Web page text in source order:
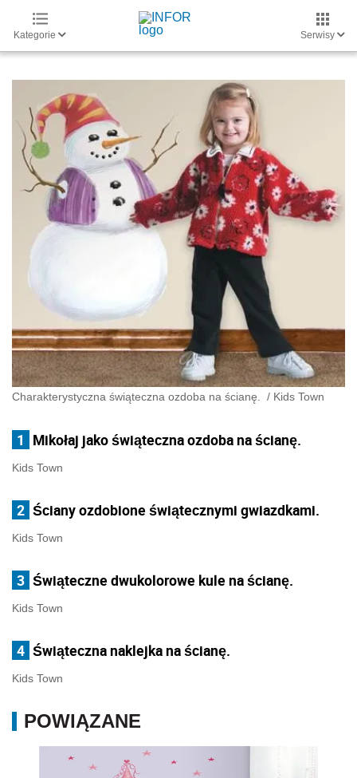
Kategorie Serwisy
Charakterystyczna świąteczna ozdoba na ścianę. / Kids Town
1 Mikołaj jako świąteczna ozdoba na ścianę.
Kids Town
2 Ściany ozdobione świątecznymi gwiazdkami.
Kids Town
3 Świąteczne dwukolorowe kule na ścianę.
Kids Town
4 Świąteczna naklejka na ścianę.
Kids Town
POWIĄZANE